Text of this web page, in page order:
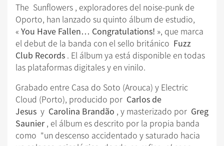
The Sunflowers , exploradores del noise-punk de
Oporto, han lanzado su quinto álbum de estudio,
« You Have Fallen… Congratulations! », que marca
el debut de la banda con el sello británico Fuzz
Club Records . El álbum ya está disponible en todas
las plataformas digitales y en vinilo.
Grabado entre Casa do Soto (Arouca) y Electric
Cloud (Porto), producido por Carlos de
Jesus y Carolina Brandão , y masterizado por Greg
Saunier, el álbum es descrito por la propia banda
como "un descenso accidentado y saturado hacia